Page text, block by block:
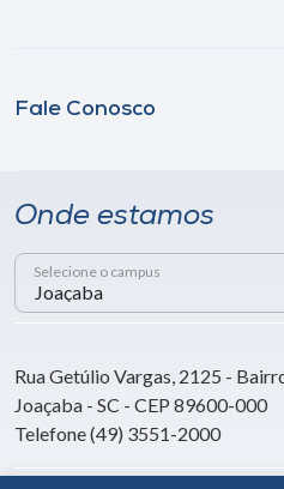
Fale Conosco
Onde estamos
Selecione o campus
Rua Getúlio Vargas, 2125 -
Joaçaba - SC - CEP 89600-000
Telefone (49) 3551-2000